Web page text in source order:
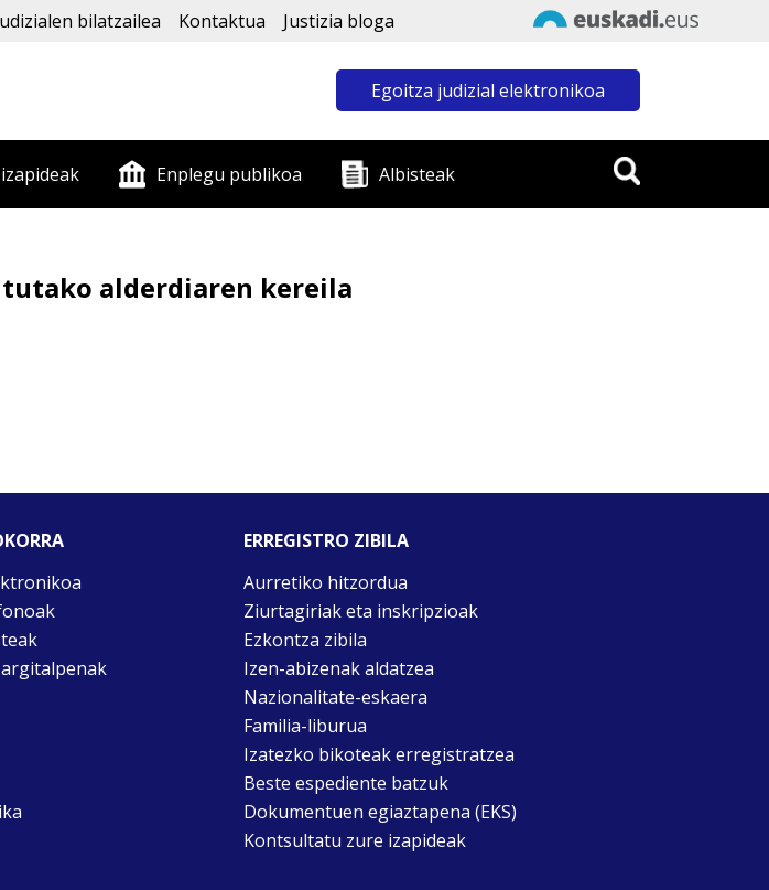
bilatzailea Kontaktua Justizia bloga
Egoitza judizial elektronikoa
Enplegu publikoa Albisteak
alderdiaren kereila
ERREGISTRO ZIBILA
Aurretiko hitzordua
Ziurtagiriak eta inskripzioak
Ezkontza zibila
Izen-abizenak aldatzea
Nazionalitate-eskaera
Familia-liburua
Izatezko bikoteak erregistratzea
Beste espediente batzuk
Dokumentuen egiaztapena (EKS)
Kontsultatu zure izapideak